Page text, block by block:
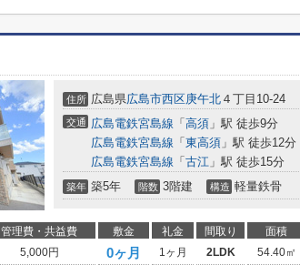
住所 広島県広島市西区庚午北 ４丁目10-24
交通 広島電鉄宮島線 「 高須 」駅 徒歩9分
広島電鉄宮島線 「 東高須 」駅 徒歩12分
広島電鉄宮島線 「 古江 」駅 徒歩15分
築年 築5年 階数 3階建 構造 軽量鉄骨
管理費・共益費 敷金 礼金 間取り 面積
5,000円 0ヶ月 1ヶ月 2LDK 54.40㎡